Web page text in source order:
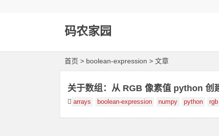
码农家园
首页 > boolean-expression > 文章
关于数组：从 RGB 像素值 python 创
arrays boolean-expression numpy python rgb